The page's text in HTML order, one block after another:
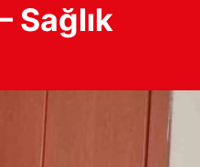
Sağlık